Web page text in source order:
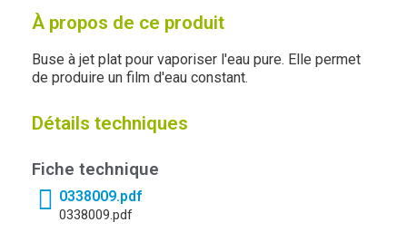
À propos de ce produit
Buse à jet plat pour vaporiser l'eau pure. Elle permet
de produire un film d'eau constant.
Détails techniques
Fiche technique
0338009.pdf
0338009.pdf